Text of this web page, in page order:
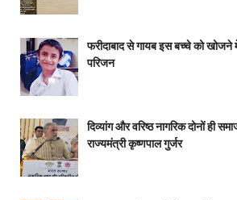
फरीदाबाद से गायब इस बच्चे को
परिजन
दिव्यांग और वरिष्ठ नागरिक दोनों ही
राज्यमंत्री कृष्णपाल गुर्जर